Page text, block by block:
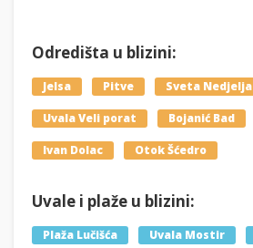
Odredišta u blizini:
Jelsa Pitve Sveta Nedjelja
Uvala Veli porat Bojanić Bad
Ivan Dolac Otok Šćedro
Uvale i plaže u blizini:
Plaža Lučišća Uvala Mostir